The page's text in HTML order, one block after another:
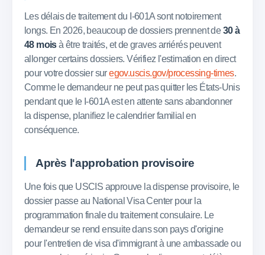
Les délais de traitement du I-601A sont notoirement
longs. En 2026, beaucoup de dossiers prennent de30 à
48 moisà être traités, et de graves arriérés peuvent
allonger certains dossiers. Vérifiez l'estimation en direct
pour votre dossier suregov.uscis.gov/processing-times.
Comme le demandeur ne peut pas quitter les États-Unis
pendant que le I-601A est en attente sans abandonner
la dispense, planifiez le calendrier familial en
conséquence.
Après l'approbation provisoire
Une fois que USCIS approuve la dispense provisoire, le
dossier passe au National Visa Center pour la
programmation finale du traitement consulaire. Le
demandeur se rend ensuite dans son pays d'origine
pour l'entretien de visa d'immigrant à une ambassade ou